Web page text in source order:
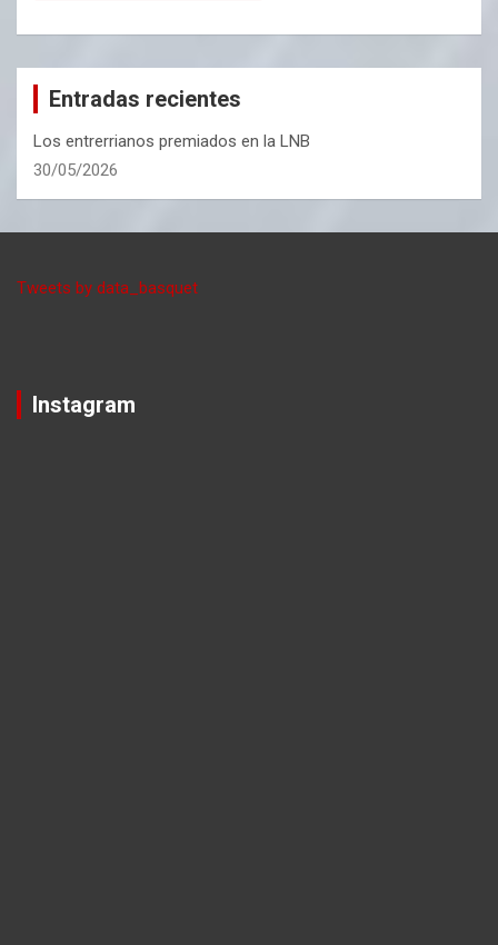
Entradas recientes
Los entrerrianos premiados en la LNB
30/05/2026
Tweets by data_basquet
Instagram